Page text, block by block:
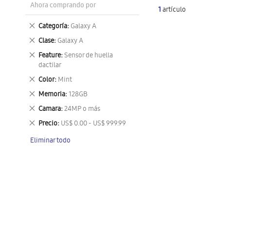
1artículo
Ahora comprando por
Categoría Galaxy A
Eliminar
este
artículo
Clase Galaxy A
Eliminar
este
artículo
Feature Sensor de huella
dactilar
Eliminar
este
artículo
Color Mint
Eliminar
este
artículo
Memoria 128GB
Eliminar
este
artículo
Camara 24MP o más
Eliminar
este
artículo
Precio US$ 0.00 - US$ 999.99
Eliminar
artículo
Eliminar todo